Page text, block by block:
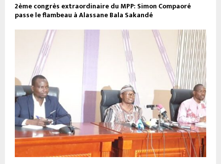
2ème congrès extraordinaire du MPP: Simon Compaoré
passe le flambeau à Alassane Bala Sakandé